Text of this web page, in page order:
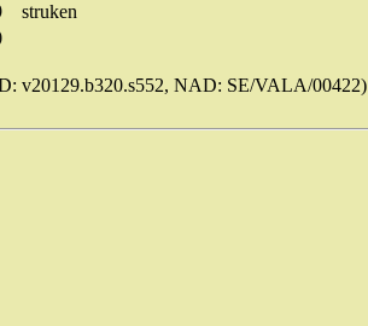
struken
v20129.b320.s552, NAD: SE/VALA/00422)